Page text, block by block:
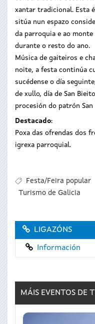
xantar tradicional. Esta
sitúa nun espazo
da parroquia e ao monte
durante o resto do ano.
Música de gaiteiros e
noite, a festa continúa
sucédense o día
de xullo, día de San
procesión do patrón
Destacado:
Poxa das ofrendas dos
igrexa parroquial.
Festa/Feira popular
Turismo de Galicia
LIGAZÓNS
Información
MÁIS EVENTOS DE